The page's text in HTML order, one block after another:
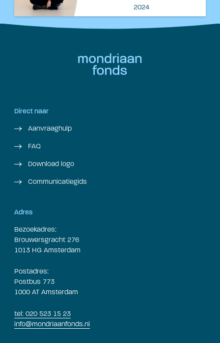
2024
Direct naar
Aanvraaghulp
FAQ
Download logo
Communicatiegids
Adres
Bezoekadres:
Brouwersgracht 276
1013 HG Amsterdam
Postadres:
Postbus 773
1000 AT Amsterdam
tel: 020 523 15 23
info@mondriaanfonds.nl